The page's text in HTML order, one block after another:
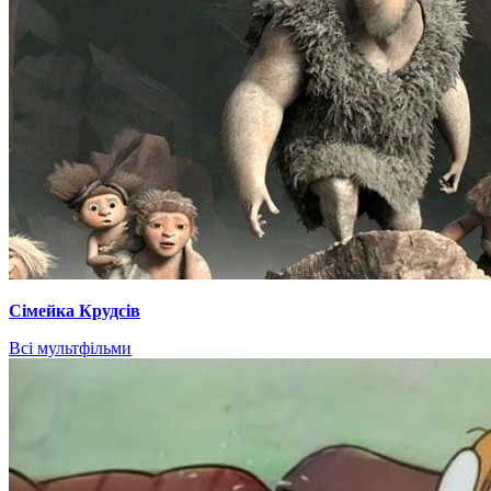
Сімейка Крудсів
Всі мультфільми